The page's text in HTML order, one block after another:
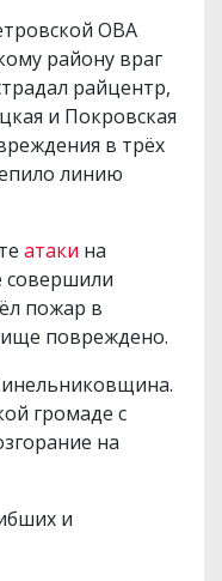
ОВА
району враг
райцентр,
и Покровская
в трёх
линию
атаки на
совершили
пожар в
повреждено.
громаде с
на
и